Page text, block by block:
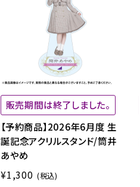
販売期間は終了しました。
【予約商品】2026年6月度 生
誕記念アクリルスタンド/筒井
あやめ
¥1,300 (税込)